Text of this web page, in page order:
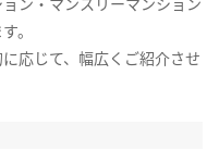
。
応じて、幅広くご紹介させ